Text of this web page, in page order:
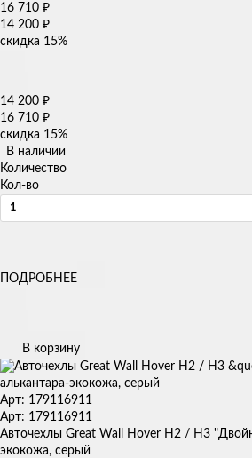
16 710 ₽
14 200 ₽
скидка 15%
14 200 ₽
16 710 ₽
скидка 15%
В наличии
Количество
Кол-во
ПОДРОБНЕЕ
В корзину
Арт: 179116911
Арт: 179116911
Авточехлы Great Wall Hover H2 / H3
экокожа, серый